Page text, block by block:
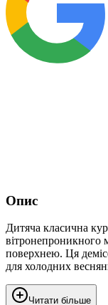
Опис
Дитяча класична
вітронепроникного
поверхнею. Ця
для холодних
Читати більше